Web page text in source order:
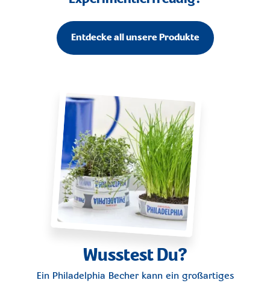
Entdecke all unsere Produkte
Wusstest Du?
Ein Philadelphia Becher kann ein großartiges